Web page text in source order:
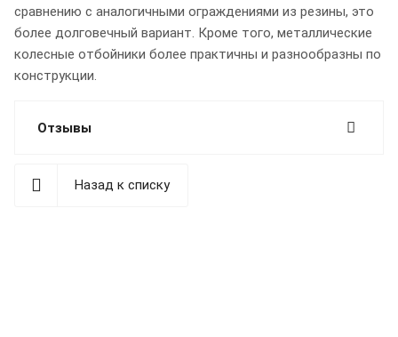
сравнению с аналогичными ограждениями из резины, это
более долговечный вариант. Кроме того, металлические
колесные отбойники более практичны и разнообразны по
конструкции.
Отзывы
Назад к списку